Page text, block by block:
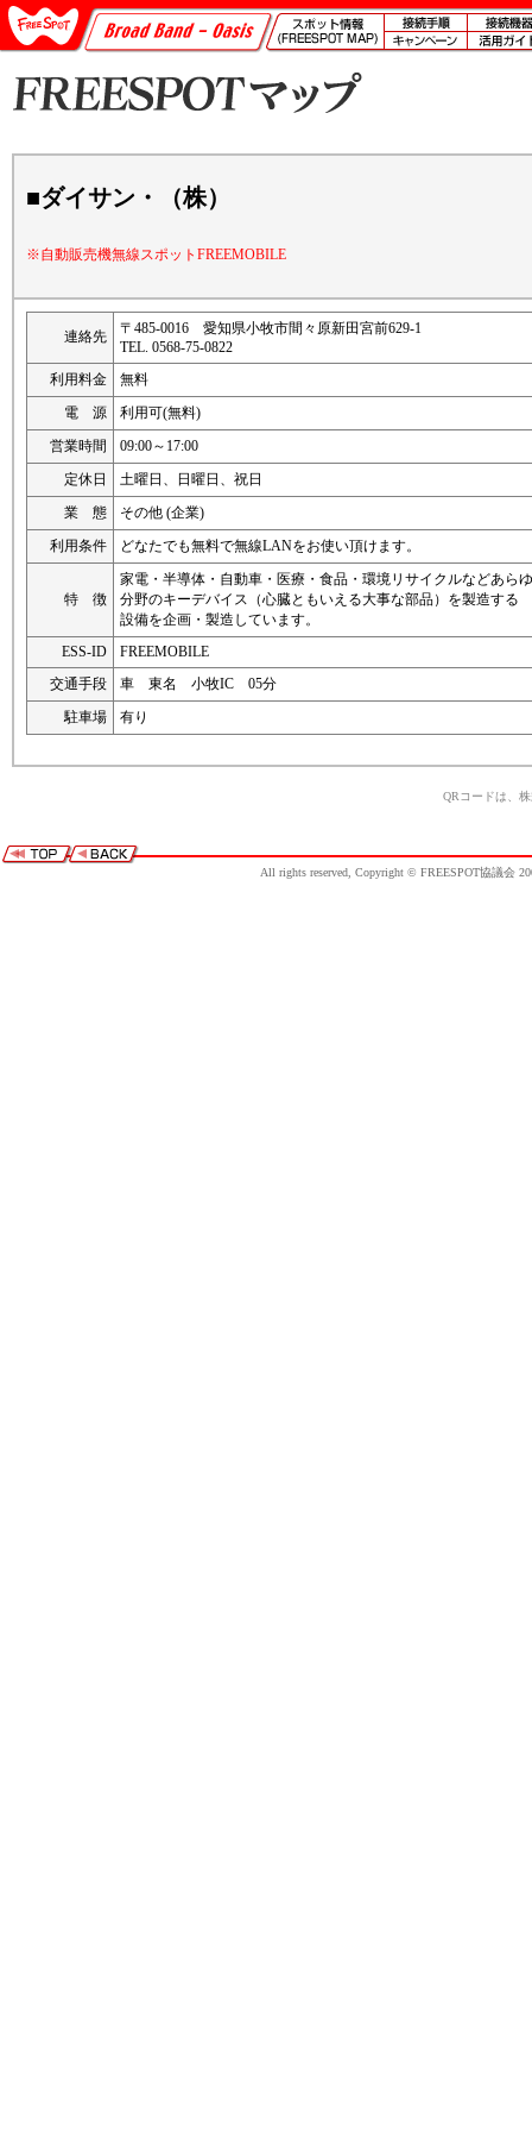
■ダイサン・（株）
※自動販売機無線スポットFREEMOBILE
連絡先
〒485-0016 愛知県小牧市間々原新田宮前629-1
TEL. 0568-75-0822
利用料金
無料
電 源
利用可(無料)
営業時間
09:00～17:00
定休日
土曜日、日曜日、祝日
業 態
その他 (企業)
利用条件
どなたでも無料で無線LANをお使い頂けます。
特 徴
家電・半導体・自動車・医療・食品・環境リサイクルなどあら
分野のキーデバイス（心臓ともいえる大事な部品）を製造する
設備を企画・製造しています。
ESS-ID
FREEMOBILE
交通手段
車 東名 小牧IC 05分
駐車場
有り
QRコードは、
All rights reserved, Copyright © FREESPOT協議会